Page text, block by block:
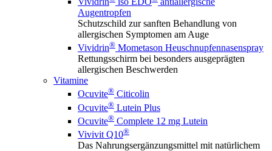
Augentropfen
Schutzschild zur sanften Behandlung von
allergischen Symptomen am Auge
Vividrin® Mometason Heuschnupfennasenspray
Rettungsschirm bei besonders ausgeprägten
allergischen Beschwerden
Vitamine
Ocuvite® Citicolin
Ocuvite® Lutein Plus
Ocuvite® Complete 12 mg Lutein
Vivivit Q10®
Das Nahrungsergänzungsmittel mit natürlichem